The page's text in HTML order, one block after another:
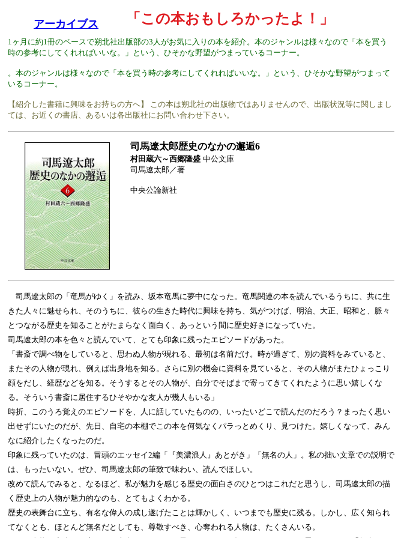
アーカイブス 「この本おもしろかったよ！」
1ヶ月に約1冊のペースで朔北社出版部の3人がお気に入りの本を紹介。本のジャンルは様々なので「本を買う
時の参考にしてくれればいいな。」という、ひそかな野望がつまっているコーナー。
。本のジャンルは様々なので「本を買う時の参考にしてくれればいいな。」という、ひそかな野望がつまって
いるコーナー。
【紹介した書籍に興味をお持ちの方へ】 この本は朔北社の出版物ではありませんので、出版状況等に関しまし
ては、お近くの書店、あるいは各出版社にお問い合わせ下さい。
司馬遼太郎歴史のなかの邂逅6
村田蔵六～西郷隆盛 中公文庫
司馬遼太郎／著
中央公論新社
司馬遼太郎の「竜馬がゆく」を読み、坂本竜馬に夢中になった。竜馬関連の本を読んでいるうちに、共に生
きた人々に魅せられ、そのうちに、彼らの生きた時代に興味を持ち、気がつけば、明治、大正、昭和と、脈々
とつながる歴史を知ることがたまらなく面白く、あっという間に歴史好きになっていた。
司馬遼太郎の本を色々と読んでいて、とても印象に残ったエピソードがあった。
「書斎で調べ物をしていると、思わぬ人物が現れる、最初は名前だけ。時が過ぎて、別の資料をみていると、
またその人物が現れ、例えば出身地を知る。さらに別の機会に資料を見ていると、その人物がまたひょっこり
顔をだし、経歴などを知る。そうするとその人物が、自分でそばまで寄ってきてくれたように思い嬉しくな
る。そういう書斎に居住するひそやかな友人が幾人もいる」
時折、このうろ覚えのエピソードを、人に話していたものの、いったいどこで読んだのだろう？まったく思い
出せずにいたのだが、先日、自宅の本棚でこの本を何気なくパラっとめくり、見つけた。嬉しくなって、みん
なに紹介したくなったのだ。
印象に残っていたのは、冒頭のエッセイ2編「『美濃浪人』あとがき」「無名の人」。私の拙い文章での説明で
は、もったいない。ぜひ、司馬遼太郎の筆致で味わい、読んでほしい。
改めて読んでみると、なるほど、私が魅力を感じる歴史の面白さのひとつはこれだと思うし、司馬遼太郎の描
く歴史上の人物が魅力的なのも、とてもよくわかる。
歴史の表舞台に立ち、有名な偉人の成し遂げたことは輝かしく、いつまでも歴史に残る。しかし、広く知られ
てなくとも、ほとんど無名だとしても、尊敬すべき、心奪われる人物は、たくさんいる。